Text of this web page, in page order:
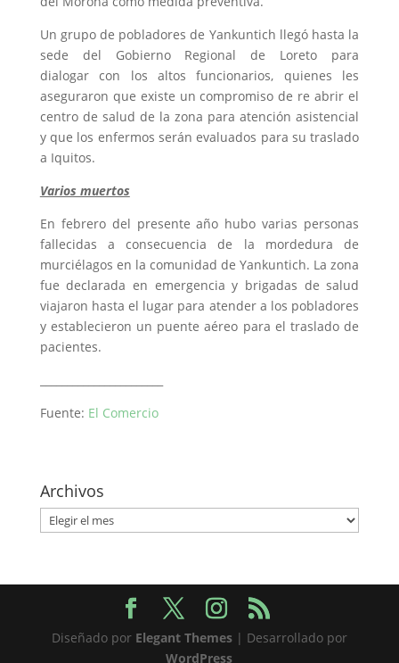
Un grupo de pobladores de Yankuntich llegó hasta la
sede del Gobierno Regional de Loreto para
dialogar con los altos funcionarios, quienes les
aseguraron que existe un compromiso de re abrir el
centro de salud de la zona para atención asistencial
y que los enfermos serán evaluados para su traslado
a Iquitos.
Varios muertos
En febrero del presente año hubo varias personas
fallecidas a consecuencia de la mordedura de
murciélagos en la comunidad de Yankuntich. La zona
fue declarada en emergencia y brigadas de salud
viajaron hasta el lugar para atender a los pobladores
y establecieron un puente aéreo para el traslado de
pacientes.
Fuente: El Comercio
Archivos
Archivos
Diseñado por Elegant Themes| Desarrollado por
WordPress